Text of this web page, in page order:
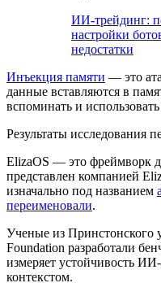
ИИ-трейдинг:
настройки
недостатки
Инъекция памяти — это
данные вставляются в
вспоминать и
Результаты исследования
ElizaOS — это фреймворк
представлен компанией
изначально под названием
переименовали.
Ученые из Принстонского
Foundation разработали
измеряет устойчивость
контекстом.